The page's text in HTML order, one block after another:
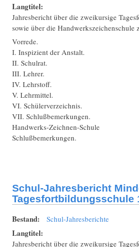
Langtitel:
Jahresbericht über die zweikursige
sowie über die Handwerkszeichenschule
Vorrede.
I. Inspizient der Anstalt.
II. Schulrat.
III. Lehrer.
IV. Lehrstoff.
V. Lehrmittel.
VI. Schülerverzeichnis.
VII. Schlußbemerkungen.
Handwerks-Zeichnen-Schule
Schlußbemerkungen.
Schul-Jahresbericht
Tagesfortbildungsschule
Bestand: Schul-Jahresberichte
Langtitel:
Jahresbericht über die zweikursige